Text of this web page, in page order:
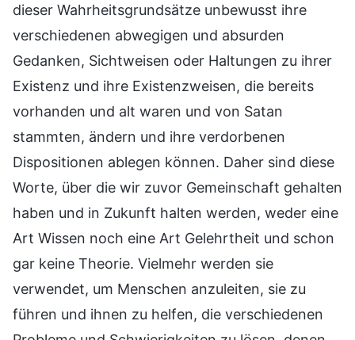
dieser Wahrheitsgrundsätze unbewusst ihre
verschiedenen abwegigen und absurden
Gedanken, Sichtweisen oder Haltungen zu ihrer
Existenz und ihre Existenzweisen, die bereits
vorhanden und alt waren und von Satan
stammten, ändern und ihre verdorbenen
Dispositionen ablegen können. Daher sind diese
Worte, über die wir zuvor Gemeinschaft gehalten
haben und in Zukunft halten werden, weder eine
Art Wissen noch eine Art Gelehrtheit und schon
gar keine Theorie. Vielmehr werden sie
verwendet, um Menschen anzuleiten, sie zu
führen und ihnen zu helfen, die verschiedenen